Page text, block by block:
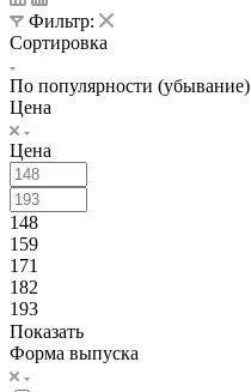
Фильтр:
Сортировка
По популярности (убывание)
Цена
Цена
148
159
171
182
193
Показать
Форма выпуска